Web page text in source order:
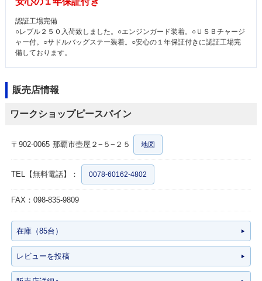
認証工場完備
○レブル２５０入荷致しました。○エンジンガード装着。○ＵＳＢチャージ
ャー付。○サドルバッグステー装着。○安心の１年保証付きに認証工場完
備しております。
販売店情報
ワークショップピースパイン
〒902-0065 那覇市壺屋２−５−２５ 地図
TEL【無料電話】： 0078-60162-4802
FAX：098-835-9809
在庫（85台）
レビューを投稿